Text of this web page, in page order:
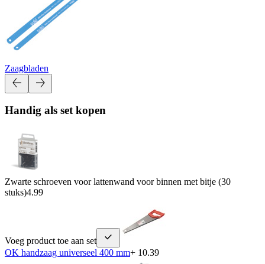
Zaagbladen
Handig als set kopen
Zwarte schroeven voor lattenwand voor binnen met bitje (30
stuks)4.99
Voeg product toe aan set
OK handzaag universeel 400 mm+ 10.39